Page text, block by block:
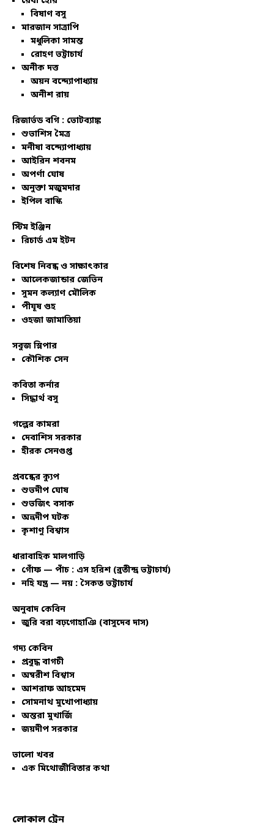
বিষাণ বসু
মারজান সাত্রাপি
মধুলিকা সামন্ত
রোহণ ভট্টাচার্য
অনীক দত্ত
অয়ন বন্দ্যোপাধ্যায়
অনীশ রায়
রিজার্ভড বগি : ভোটব্যাঙ্ক
শুভাশিস মৈত্র
মনীষা বন্দ্যোপাধ্যায়
আইরিন শবনম
অপর্ণা ঘোষ
অনুক্তা মজুমদার
ইপিল বাস্কি
স্টিম ইঞ্জিন
রিচার্ড এম ইটন
বিশেষ নিবন্ধ ও সাক্ষাৎকার
আলেকজান্ডার জেভিন
সুমন কল্যাণ মৌলিক
পীযূষ গুহ
ওহজা জামাতিয়া
সবুজ স্লিপার
কৌশিক সেন
কবিতা কর্নার
সিদ্ধার্থ বসু
গল্পের কামরা
দেবাশিস সরকার
হীরক সেনগুপ্ত
প্রবন্ধের ক্যুপ
শুভদীপ ঘোষ
শুভজিৎ বসাক
অভ্রদীপ ঘটক
কৃশাণু বিশ্বাস
ধারাবাহিক মালগাড়ি
গোঁফ — পাঁচ : এস হরিশ (ব্রতীন্দ্র ভট্টাচার্য)
নহি যন্ত্র — নয় : সৈকত ভট্টাচার্য
অনুবাদ কেবিন
জুরি বরা বঢ়গোহাঞি (বাসুদেব দাস)
গদ্য কেবিন
প্রবুদ্ধ বাগচী
অম্বরীশ বিশ্বাস
আশরাফ আহমেদ
সোমনাথ মুখোপাধ্যায়
অন্তরা মুখার্জি
জয়দীপ সরকার
ভালো খবর
এক মিথোজীবিতার কথা
লোকাল ট্রেন